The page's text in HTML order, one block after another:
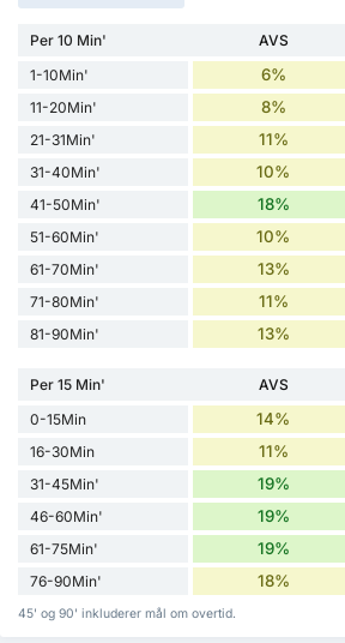
Per 10 Min' AVS
1-10Min'
6%
11-20Min' 8%
21-31Min' 11%
31-40Min' 10%
41-50Min' 18%
51-60Min' 10%
61-70Min' 13%
71-80Min' 11%
81-90Min' 13%
Per 15 Min' AVS
0-15Min
14%
16-30Min 11%
31-45Min' 19%
46-60Min' 19%
61-75Min' 19%
76-90Min' 18%
45' og 90' inkluderer mål om overtid.